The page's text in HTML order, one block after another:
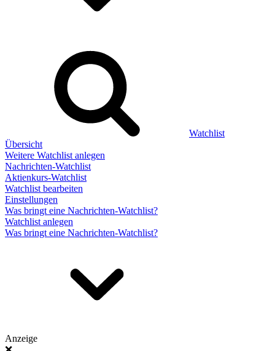
Watchlist
Übersicht
Weitere Watchlist anlegen
Nachrichten-Watchlist
Aktienkurs-Watchlist
Watchlist bearbeiten
Einstellungen
Was bringt eine Nachrichten-Watchlist?
Watchlist anlegen
Was bringt eine Nachrichten-Watchlist?
Anzeige